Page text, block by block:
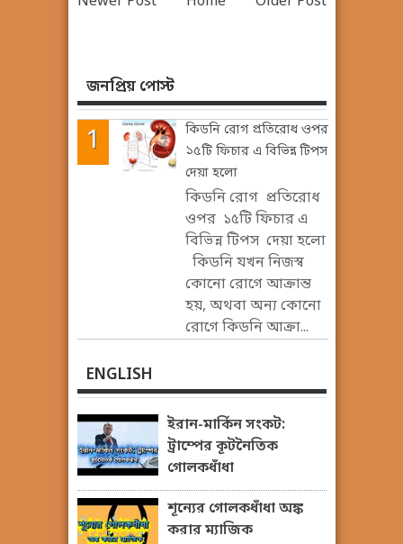
জনপ্রিয় পোস্ট
কিডনি রোগ প্রতিরোধ ওপর
১৫টি ফিচার এ বিভিন্ন টিপস
দেয়া হলো
কিডনি রোগ প্রতিরোধ
ওপর ১৫টি ফিচার এ
বিভিন্ন টিপস দেয়া হলো
কিডনি যখন নিজস্ব
কোনো রোগে আক্রান্ত
হয়, অথবা অন্য কোনো
রোগে কিডনি আক্রা...
ENGLISH
ইরান-মার্কিন সংকট:
ট্রাম্পের কূটনৈতিক
গোলকধাঁধা
শূন্যের গোলকধাঁধা অঙ্ক
করার ম্যাজিক